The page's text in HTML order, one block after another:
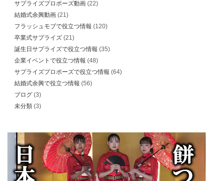
サプライズプロポーズ動画 (22)
結婚式余興動画 (21)
フラッシュモブで役立つ情報 (120)
卒業式サプライズ (21)
誕生日サプライズで役立つ情報 (35)
企業イベントで役立つ情報 (48)
サプライズプロポーズで役立つ情報 (64)
結婚式余興で役立つ情報 (56)
ブログ (3)
未分類 (3)